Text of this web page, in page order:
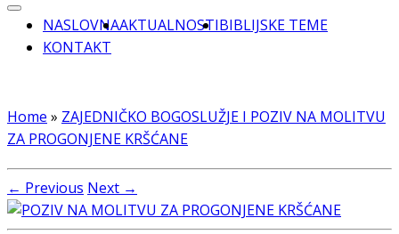
NASLOVNAAKTUALNOSTIBIBLIJSKE TEME
KONTAKT
Home » ZAJEDNIČKO BOGOSLUŽJE I POZIV NA MOLITVU
ZA PROGONJENE KRŠĆANE
← Previous Next →